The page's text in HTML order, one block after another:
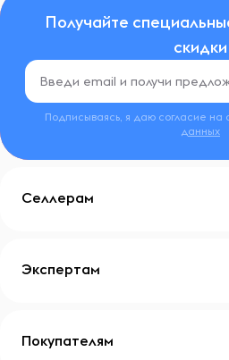
Получайте
скидки
Подписываясь, я даю согласие на
данных
Селлерам
Экспертам
Покупателям